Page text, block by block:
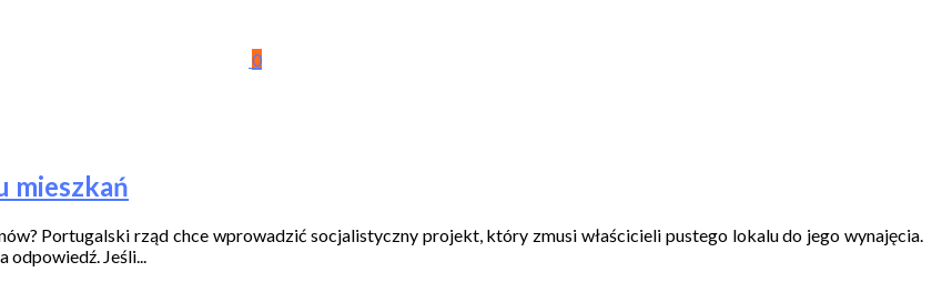
0
mieszkań
Portugalski rząd chce wprowadzić socjalistyczny projekt, który zmusi właścicieli pustego lokalu do jego wynajęcia.
Jeśli...